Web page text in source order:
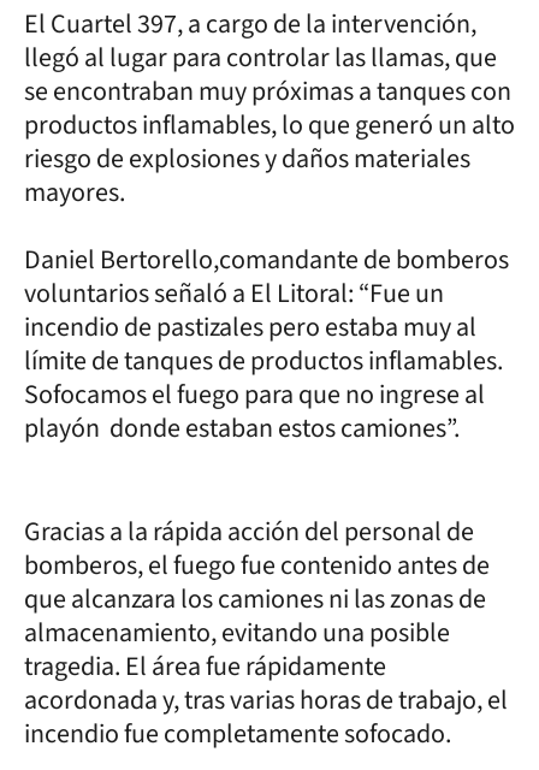
El Cuartel 397, a cargo de la intervención,
llegó al lugar para controlar las llamas, que
se encontraban muy próximas a tanques con
productos inflamables, lo que generó un alto
riesgo de explosiones y daños materiales
mayores.
Daniel Bertorello,comandante de bomberos
voluntarios señaló a El Litoral: “Fue un
incendio de pastizales pero estaba muy al
límite de tanques de productos inflamables.
Sofocamos el fuego para que no ingrese al
playón donde estaban estos camiones”.
Gracias a la rápida acción del personal de
bomberos, el fuego fue contenido antes de
que alcanzara los camiones ni las zonas de
almacenamiento, evitando una posible
tragedia. El área fue rápidamente
acordonada y, tras varias horas de trabajo, el
incendio fue completamente sofocado.